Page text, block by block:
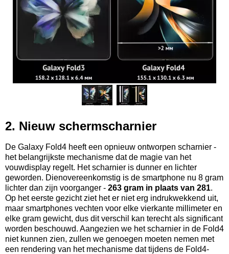
2. Nieuw schermscharnier
De Galaxy Fold4 heeft een opnieuw ontworpen scharnier -
het belangrijkste mechanisme dat de magie van het
vouwdisplay regelt. Het scharnier is dunner en lichter
geworden. Dienovereenkomstig is de smartphone nu 8 gram
lichter dan zijn voorganger - 263 gram in plaats van 281.
Op het eerste gezicht ziet het er niet erg indrukwekkend uit,
maar smartphones vechten voor elke vierkante millimeter en
elke gram gewicht, dus dit verschil kan terecht als significant
worden beschouwd. Aangezien we het scharnier in de Fold4
niet kunnen zien, zullen we genoegen moeten nemen met
een rendering van het mechanisme dat tijdens de Fold4-